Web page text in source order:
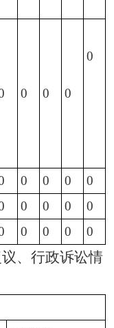
0 0 0
0
0 0 0 0
0 0 0 0
0 0 0 0
、行政诉讼情